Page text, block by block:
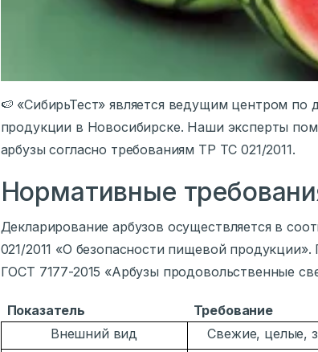
🍉 «СибирьТест» является ведущим центром по
продукции в Новосибирске. Наши эксперты
арбузы согласно требованиям ТР ТС 021/2011.
Нормативные
Декларирование арбузов осуществляется в
021/2011 «О безопасности пищевой
ГОСТ 7177-2015 «Арбузы продовольственные
Показатель Требование
Внешний вид
Свежие, целые,